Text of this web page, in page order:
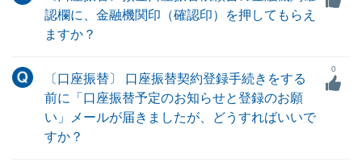
認欄に、金融機関印（確認印）を押してもらえ
ますか？
〔口座振替〕 口座振替契約登録手続きをする
前に「口座振替予定のお知らせと登録のお願
い」メールが届きましたが、どうすればいいで
すか？
0